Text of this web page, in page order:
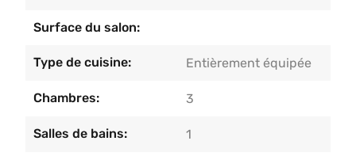
Surface du salon:
Type de cuisine: Entièrement équipée
Chambres: 3
Salles de bains: 1